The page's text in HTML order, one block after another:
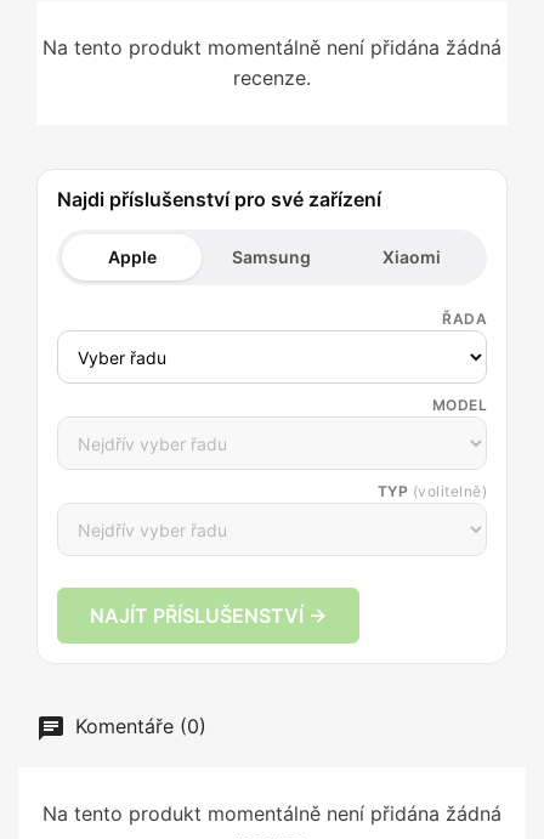
Na tento produkt momentálně není přidána žádná
recenze.
Najdi příslušenství pro své zařízení
Apple Samsung Xiaomi
ŘADA
MODEL
TYP (volitelně)
NAJÍT PŘÍSLUŠENSTVÍ →
Komentáře (0)
Na tento produkt momentálně není přidána žádná